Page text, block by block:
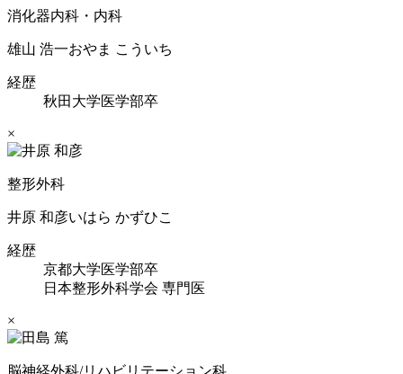
消化器内科・内科
雄山 浩一おやま こういち
経歴
秋田大学医学部卒
×
整形外科
井原 和彦いはら かずひこ
経歴
京都大学医学部卒
日本整形外科学会 専門医
×
脳神経外科/リハビリテーション科